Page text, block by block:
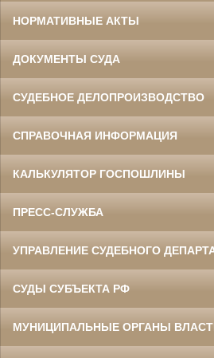
НОРМАТИВНЫЕ АКТЫ
ДОКУМЕНТЫ СУДА
СУДЕБНОЕ ДЕЛОПРОИЗВОДСТВО
СПРАВОЧНАЯ ИНФОРМАЦИЯ
КАЛЬКУЛЯТОР ГОСПОШЛИНЫ
ПРЕСС-СЛУЖБА
УПРАВЛЕНИЕ СУДЕБНОГО
СУДЫ СУБЪЕКТА РФ
МУНИЦИПАЛЬНЫЕ ОРГАНЫ